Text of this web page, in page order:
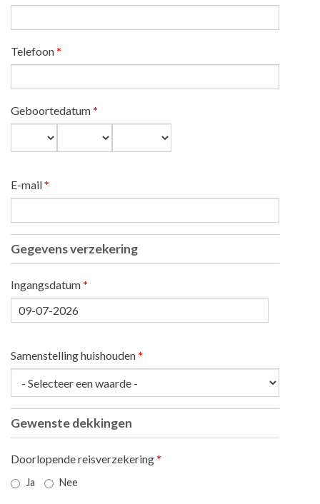
Telefoon *
Geboortedatum *
E-mail *
Gegevens verzekering
Ingangsdatum *
Datum
Samenstelling huishouden *
Gewenste dekkingen
Doorlopende reisverzekering *
Ja Nee